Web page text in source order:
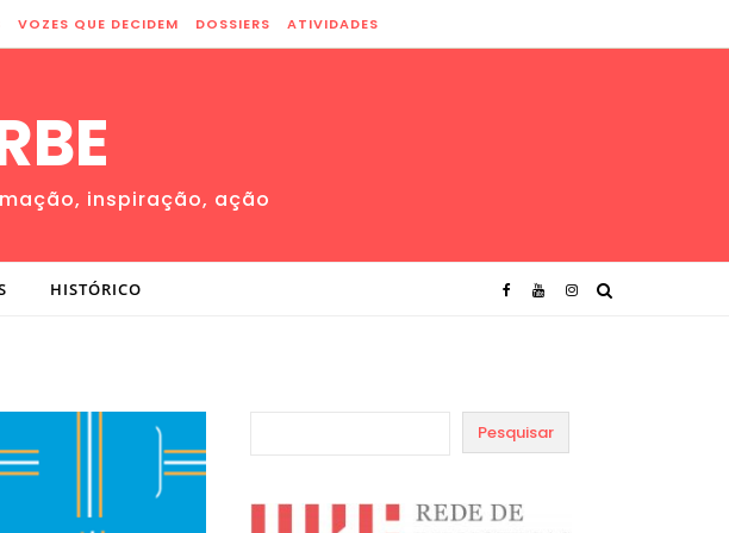
VOZES QUE DECIDEM DOSSIERS ATIVIDADES
inspiração, ação
HISTÓRICO
Pesquisar